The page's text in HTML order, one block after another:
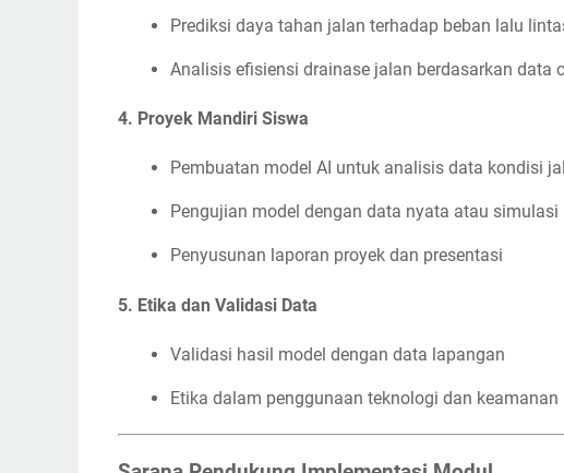
Prediksi daya tahan jalan terhadap beban lalu
Analisis efisiensi drainase jalan berdasarkan data
4. Proyek Mandiri Siswa
Pembuatan model AI untuk analisis data kondisi
Pengujian model dengan data nyata atau simulasi
Penyusunan laporan proyek dan presentasi
5. Etika dan Validasi Data
Validasi hasil model dengan data lapangan
Etika dalam penggunaan teknologi dan